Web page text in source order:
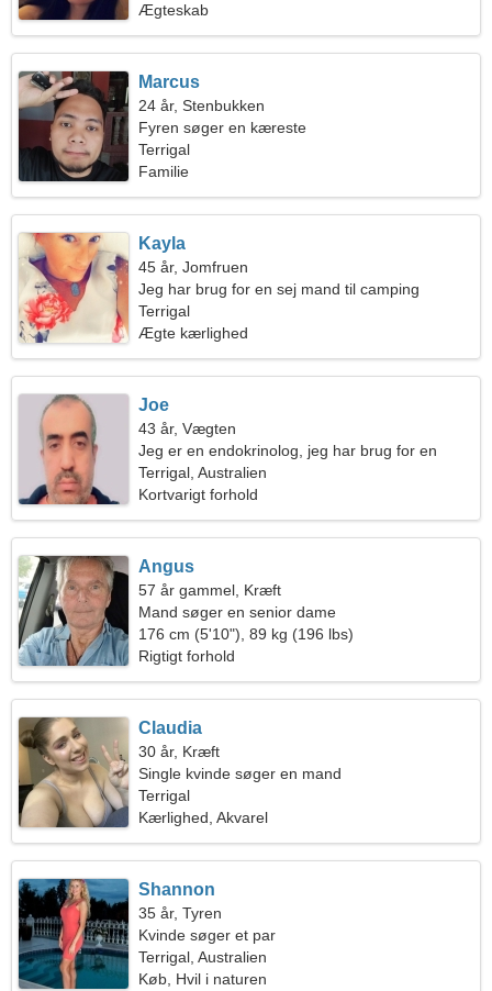
Ægteskab
Marcus
24 år, Stenbukken
Fyren søger en kæreste
Terrigal
Familie
Kayla
45 år, Jomfruen
Jeg har brug for en sej mand til camping
Terrigal
Ægte kærlighed
Joe
43 år, Vægten
Jeg er en endokrinolog, jeg har brug for en
sensuel kvinde
Terrigal, Australien
Kortvarigt forhold
Angus
57 år gammel, Kræft
Mand søger en senior dame
176 cm (5'10"), 89 kg (196 lbs)
Rigtigt forhold
Claudia
30 år, Kræft
Single kvinde søger en mand
Terrigal
Kærlighed, Akvarel
Shannon
35 år, Tyren
Kvinde søger et par
Terrigal, Australien
Køb, Hvil i naturen